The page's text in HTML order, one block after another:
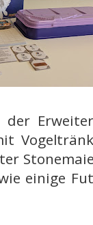
der
einige